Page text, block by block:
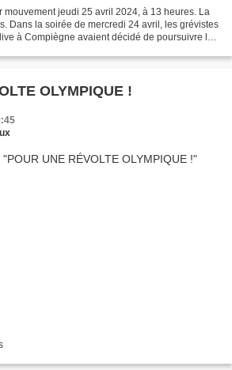
mouvement jeudi 25 avril 2024, à 13 heures. La
Dans la soirée de mercredi 24 avril, les grévistes
à Compiègne avaient décidé de poursuivre le
OLYMPIQUE !